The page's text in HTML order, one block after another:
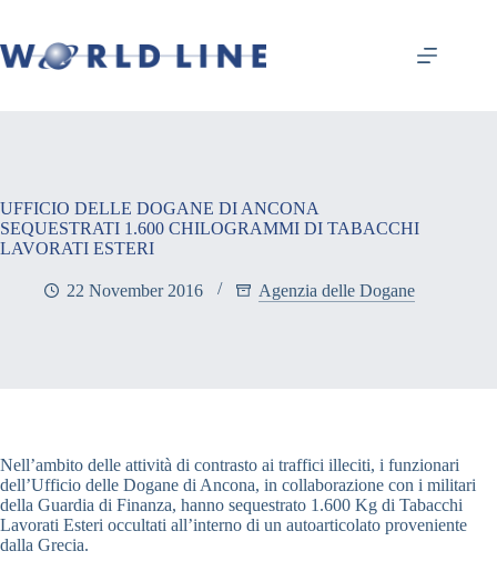
UFFICIO DELLE DOGANE DI ANCONA
SEQUESTRATI 1.600 CHILOGRAMMI DI TABACCHI
LAVORATI ESTERI
22 November 2016 Agenzia delle Dogane
Nell’ambito delle attività di contrasto ai traffici illeciti, i funzionari
dell’Ufficio delle Dogane di Ancona, in collaborazione con i militari
della Guardia di Finanza, hanno sequestrato 1.600 Kg di Tabacchi
Lavorati Esteri occultati all’interno di un autoarticolato proveniente
dalla Grecia.